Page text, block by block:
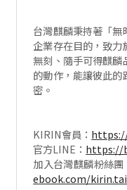
台灣麒麟秉持著「
企業存在目的，致
無刻、隨手可得麒麟
的動作，能讓彼此
密。
KIRIN會員：
官方LINE： https://
加入台灣麒麟粉絲團
ebook.com/